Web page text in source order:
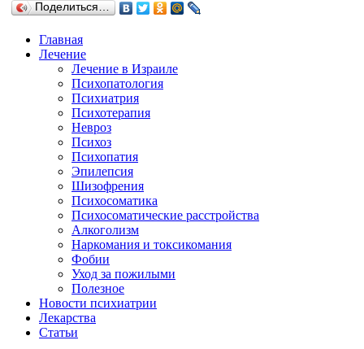
Поделиться…
Главная
Лечение
Лечение в Израиле
Психопатология
Психиатрия
Психотерапия
Невроз
Психоз
Психопатия
Эпилепсия
Шизофрения
Психосоматика
Психосоматические расстройства
Алкоголизм
Наркомания и токсикомания
Фобии
Уход за пожилыми
Полезное
Новости психиатрии
Лекарства
Статьи